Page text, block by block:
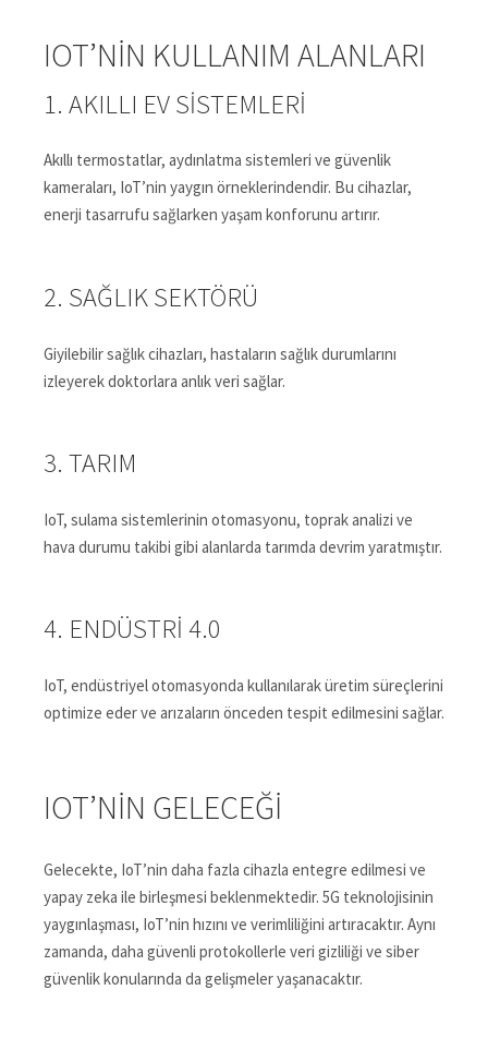
IOT’NIN KULLANIM ALANLARI
1. AKILLI EV SISTEMLERI
Akıllı termostatlar, aydınlatma sistemleri ve güvenlik
kameraları, IoT’nin yaygın örneklerindendir. Bu cihazlar,
enerji tasarrufu sağlarken yaşam konforunu artırır.
2. SAĞLIK SEKTÖRÜ
Giyilebilir sağlık cihazları, hastaların sağlık durumlarını
izleyerek doktorlara anlık veri sağlar.
3. TARIM
IoT, sulama sistemlerinin otomasyonu, toprak analizi ve
hava durumu takibi gibi alanlarda tarımda devrim yaratmıştır.
4. ENDÜSTRI 4.0
IoT, endüstriyel otomasyonda kullanılarak üretim süreçlerini
optimize eder ve arızaların önceden tespit edilmesini sağlar.
IOT’NIN GELECEĞI
Gelecekte, IoT’nin daha fazla cihazla entegre edilmesi ve
yapay zeka ile birleşmesi beklenmektedir. 5G teknolojisinin
yaygınlaşması, IoT’nin hızını ve verimliliğini artıracaktır. Aynı
zamanda, daha güvenli protokollerle veri gizliliği ve siber
güvenlik konularında da gelişmeler yaşanacaktır.